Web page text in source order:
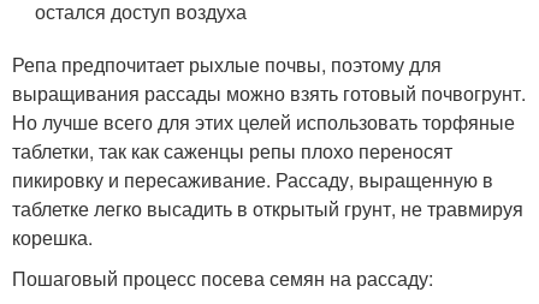
остался доступ воздуха
Репа предпочитает рыхлые почвы, поэтому для
выращивания рассады можно взять готовый почвогрунт.
Но лучше всего для этих целей использовать торфяные
таблетки, так как саженцы репы плохо переносят
пикировку и пересаживание. Рассаду, выращенную в
таблетке легко высадить в открытый грунт, не травмируя
корешка.
Пошаговый процесс посева семян на рассаду: